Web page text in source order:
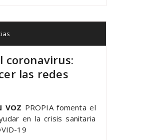
coronavirus:
las redes
VOZ PROPIA fomenta el
en la crisis sanitaria
19